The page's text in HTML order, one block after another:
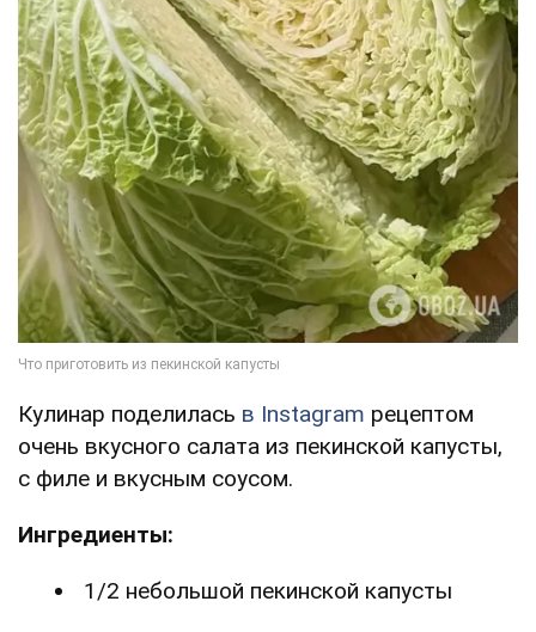
Кулинар поделилась в Instagram рецептом
очень вкусного салата из пекинской капусты,
с филе и вкусным соусом.
Ингредиенты:
1/2 небольшой пекинской капусты